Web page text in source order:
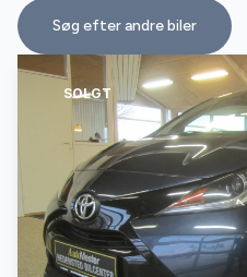
SOLGT
Søg efter andre biler